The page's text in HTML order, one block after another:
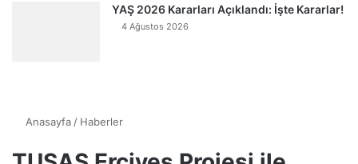
YAŞ 2026 Kararları Açıklandı: İşte Kararlar!
4 Ağustos 2026